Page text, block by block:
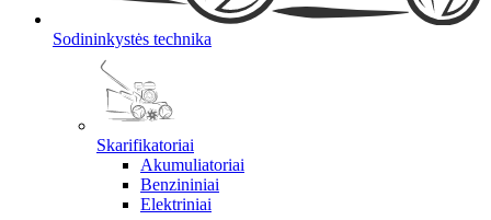
Sodininkystės technika
Skarifikatoriai
Akumuliatoriai
Benzininiai
Elektriniai